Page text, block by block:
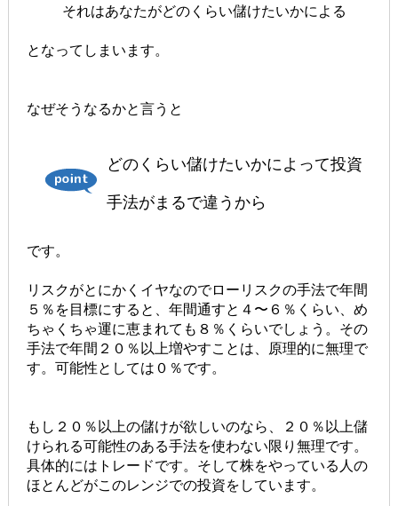
それはあなたがどのくらい儲けたいかによる
となってしまいます。
なぜそうなるかと言うと
どのくらい儲けたいかによって投資
手法がまるで違うから
です。
リスクがとにかくイヤなのでローリスクの手法で年間
５％を目標にすると、年間通すと４〜６％くらい、め
ちゃくちゃ運に恵まれても８％くらいでしょう。その
手法で年間２０％以上増やすことは、原理的に無理で
す。可能性としては０％です。
もし２０％以上の儲けが欲しいのなら、２０％以上儲
けられる可能性のある手法を使わない限り無理です。
具体的にはトレードです。そして株をやっている人の
ほとんどがこのレンジでの投資をしています。